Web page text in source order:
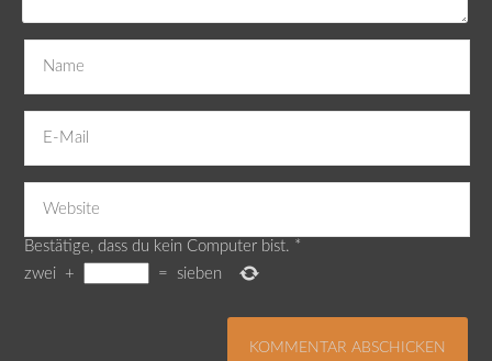
Bestätige, dass du kein Computer bist. *
zwei
+ = sieben